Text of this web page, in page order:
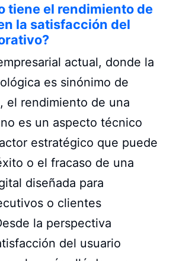
tiene el rendimiento de
la satisfacción del
actual, donde la
es sinónimo de
el rendimiento de una
es un aspecto técnico
estratégico que puede
o el fracaso de una
diseñada para
o clientes
la perspectiva
del usuario